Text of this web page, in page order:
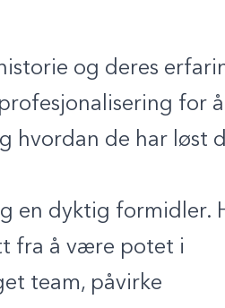
og deres
for
hvordan de har løst
en dyktig formidler.
fra å være potet i
team, påvirke